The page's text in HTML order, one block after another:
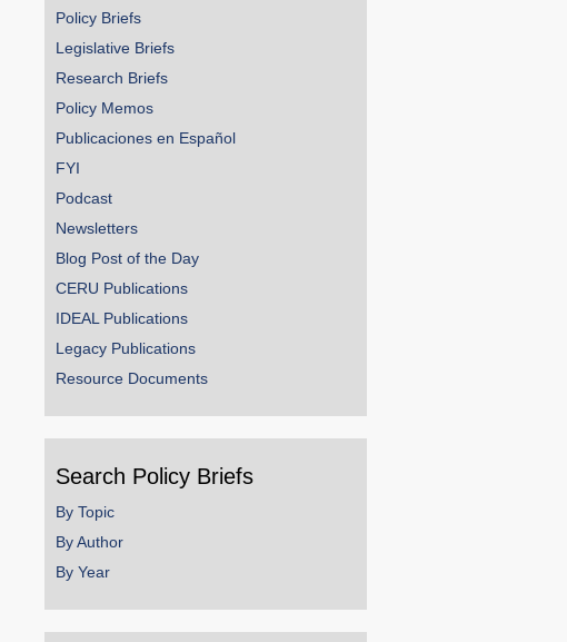
Policy Briefs
Legislative Briefs
Research Briefs
Policy Memos
Publicaciones en Español
FYI
Podcast
Newsletters
Blog Post of the Day
CERU Publications
IDEAL Publications
Legacy Publications
Resource Documents
Search Policy Briefs
By Topic
By Author
By Year